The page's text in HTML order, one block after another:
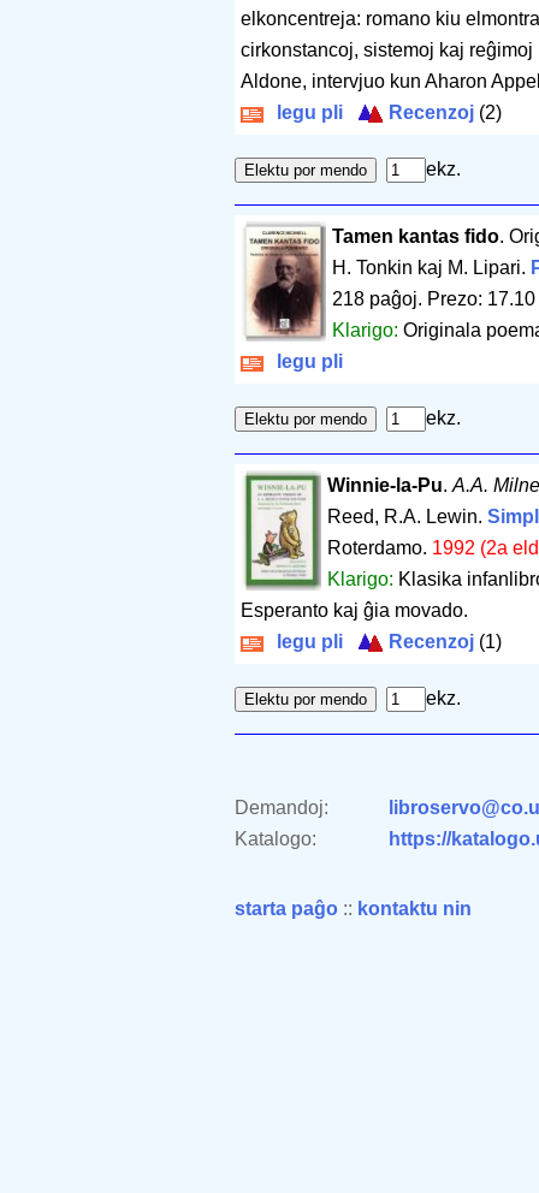
elkoncentreja: romano kiu
cirkonstancoj, sistemoj kaj
Aldone, intervjuo kun Aharon
legu pli
Recenzoj (2)
ekz.
Tamen kantas fido.
H. Tonkin kaj M. Lipari.
218 paĝoj. Prezo: 17.10
Klarigo: Originala
legu pli
ekz.
Winnie-la-Pu.A.A.
Reed, R.A. Lewin.
Roterdamo. 1992 (2a
Klarigo: Klasika
Esperanto kaj ĝia movado.
legu pli
Recenzoj (1)
ekz.
Demandoj:
Katalogo:
https://
starta paĝo :: kontaktu nin